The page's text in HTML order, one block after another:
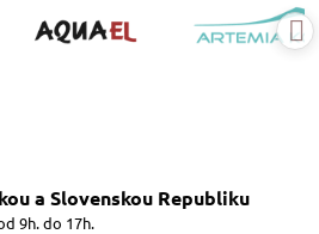
a Slovenskou Republiku
9h. do 17h.